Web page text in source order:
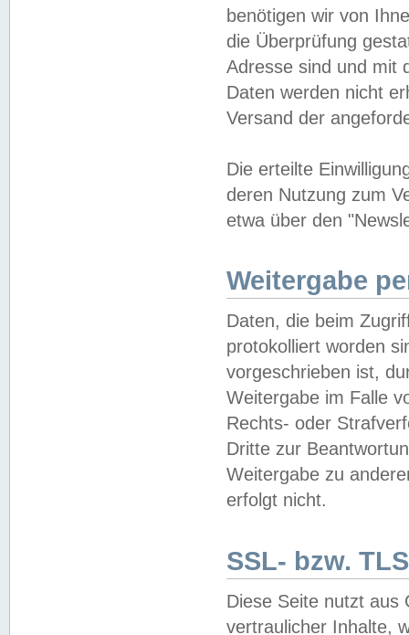
benötigen wir von
die Überprüfung
Adresse sind und mit
Daten werden nicht
Versand der
Die erteilte
deren Nutzung zum
etwa über den
Weitergabe
Daten, die beim
protokolliert worden
vorgeschrieben ist,
Weitergabe im Falle
Rechts- oder
Dritte zur
Weitergabe zu
erfolgt nicht.
SSL- bzw.
Diese Seite nutzt aus
vertraulicher Inhalte,